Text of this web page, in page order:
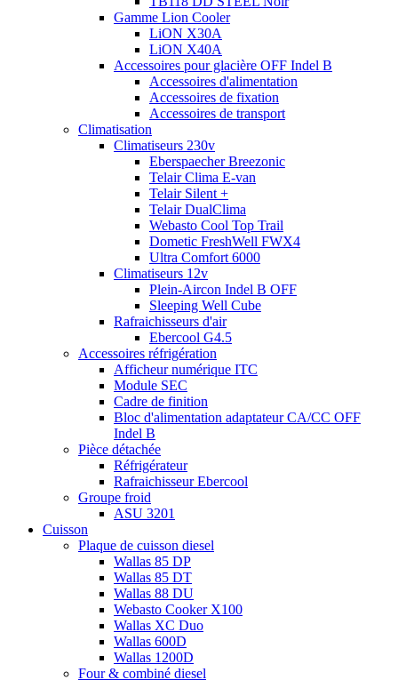
Gamme Lion Cooler
LiON X30A
LiON X40A
Accessoires pour glacière OFF Indel B
Accessoires d'alimentation
Accessoires de fixation
Accessoires de transport
Climatisation
Climatiseurs 230v
Eberspaecher Breezonic
Telair Clima E-van
Telair Silent +
Telair DualClima
Webasto Cool Top Trail
Dometic FreshWell FWX4
Ultra Comfort 6000
Climatiseurs 12v
Plein-Aircon Indel B OFF
Sleeping Well Cube
Rafraichisseurs d'air
Ebercool G4.5
Accessoires réfrigération
Afficheur numérique ITC
Module SEC
Cadre de finition
Bloc d'alimentation adaptateur CA/CC OFF
Indel B
Pièce détachée
Réfrigérateur
Rafraichisseur Ebercool
Groupe froid
ASU 3201
Cuisson
Plaque de cuisson diesel
Wallas 85 DP
Wallas 85 DT
Wallas 88 DU
Webasto Cooker X100
Wallas XC Duo
Wallas 600D
Wallas 1200D
Four & combiné diesel